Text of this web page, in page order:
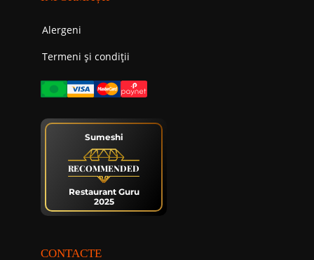
Alergeni
Termeni și condiții
Sumeshi
RECOMMENDED
Restaurant Guru
2025
CONTACTE